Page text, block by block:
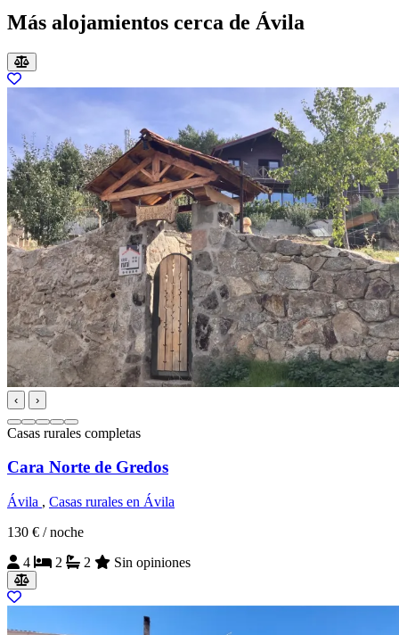
Más alojamientos cerca de Ávila
‹ ›
Casas rurales completas
Cara Norte de Gredos
Ávila , Casas rurales en Ávila
130 € / noche
4
2 2 Sin opiniones